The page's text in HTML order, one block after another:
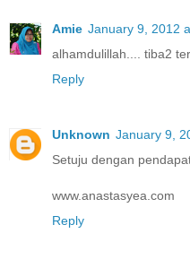
Amie January 9, 2012
alhamdulillah.... tiba2
Reply
Unknown January 9,
Setuju dengan
www.anastasyea.com
Reply